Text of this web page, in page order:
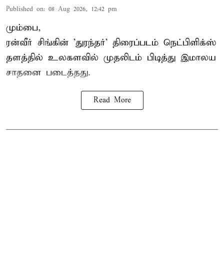
Published on: 08 Aug 2026, 12:42 pm
மும்பை,
ரன்வீர் சிங்கின் 'துரந்தர்' திரைப்படம் நெட்பிளிக்ஸ்
தளத்தில் உலகளவில் முதலிடம் பிடித்து இமாலய
சாதனை படைத்தது.
Read More